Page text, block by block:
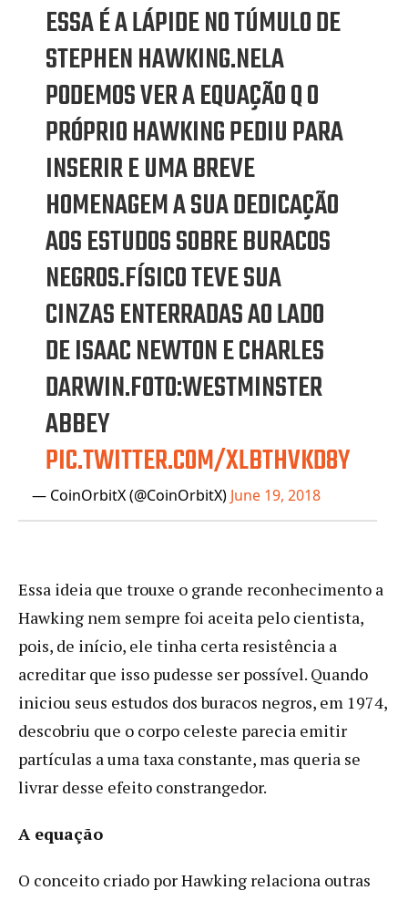
ESSA É A LÁPIDE NO TÚMULO DE
STEPHEN HAWKING.NELA
PODEMOS VER A EQUAÇÃO Q O
PRÓPRIO HAWKING PEDIU PARA
INSERIR E UMA BREVE
HOMENAGEM A SUA DEDICAÇÃO
AOS ESTUDOS SOBRE BURACOS
NEGROS.FÍSICO TEVE SUA
CINZAS ENTERRADAS AO LADO
DE ISAAC NEWTON E CHARLES
DARWIN.FOTO:WESTMINSTER
ABBEY
PIC.TWITTER.COM/XLBTHVKD8Y
— CoinOrbitX (@CoinOrbitX) June 19, 2018
Essa ideia que trouxe o grande reconhecimento a
Hawking nem sempre foi aceita pelo cientista,
pois, de início, ele tinha certa resistência a
acreditar que isso pudesse ser possível. Quando
iniciou seus estudos dos buracos negros, em 1974,
descobriu que o corpo celeste parecia emitir
partículas a uma taxa constante, mas queria se
livrar desse efeito constrangedor.
A equação
O conceito criado por Hawking relaciona outras